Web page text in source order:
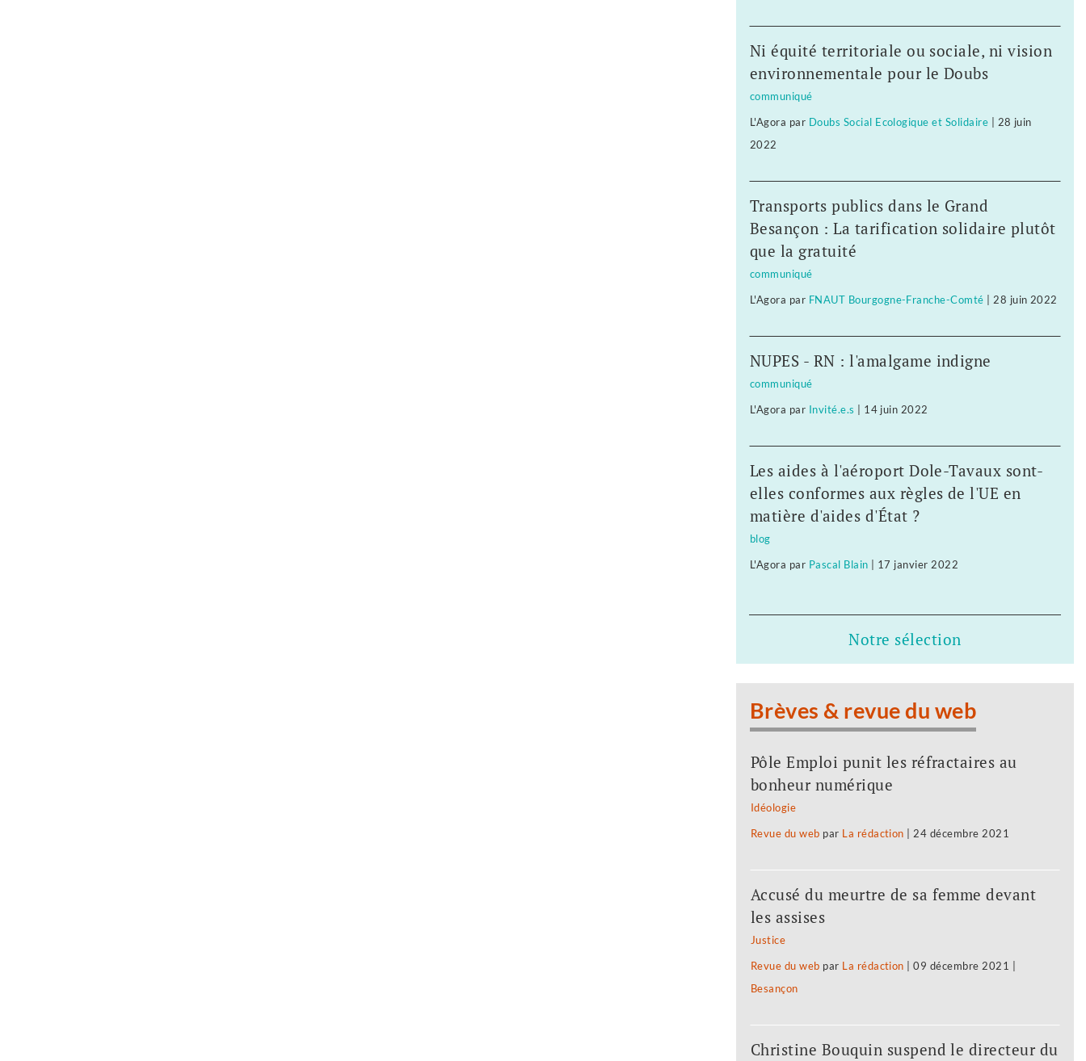
Ni équité territoriale ou sociale, ni vision
environnementale pour le Doubs
communiqué
L'Agora par Doubs Social Ecologique et Solidaire
28 juin
2022
Transports publics dans le Grand
Besançon : La tarification solidaire plutôt
que la gratuité
communiqué
L'Agora par FNAUT Bourgogne-Franche-Comté 28 juin 2022
NUPES - RN : l'amalgame indigne
communiqué
L'Agora par Invité.e.s 14 juin 2022
Les aides à l'aéroport Dole-Tavaux sont-
elles conformes aux règles de l'UE en
matière d'aides d'État ?
blog
L'Agora par Pascal Blain 17 janvier 2022
Notre sélection
Brèves & revue du web
Pôle Emploi punit les réfractaires au
bonheur numérique
Idéologie
Revue du web par La rédaction 24 décembre 2021
Accusé du meurtre de sa femme devant
les assises
Justice
Revue du web par La rédaction |09 décembre 2021
Besançon
Christine Bouquin suspend le directeur du